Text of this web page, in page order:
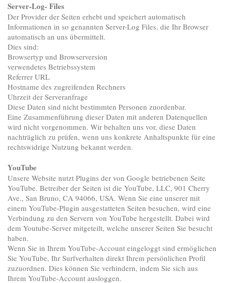
Server-Log- Files
Der Provider der Seiten erhebt und speichert automatisch
Informationen in so genannten Server-Log Files, die Ihr Browser
automatisch an uns übermittelt.
Dies sind:
Browsertyp und Browserversion
verwendetes Betriebssystem
Referrer URL
Hostname des zugreifenden Rechners
Uhrzeit der Serveranfrage
Diese Daten sind nicht bestimmten Personen zuordenbar.
Eine Zusammenführung dieser Daten mit anderen Datenquellen
wird nicht vorgenommen. Wir behalten uns vor, diese Daten
nachträglich zu prüfen, wenn uns konkrete Anhaltspunkte für eine
rechtswidrige Nutzung bekannt werden.
YouTube
Unsere Website nutzt Plugins der von Google betriebenen Seite
YouTube. Betreiber der Seiten ist die YouTube, LLC, 901 Cherry
Ave., San Bruno, CA 94066, USA. Wenn Sie eine unserer mit
einem YouTube-Plugin ausgestatteten Seiten besuchen, wird eine
Verbindung zu den Servern von YouTube hergestellt. Dabei wird
dem Youtube-Server mitgeteilt, welche unserer Seiten Sie besucht
haben.
Wenn Sie in Ihrem YouTube-Account eingeloggt sind ermöglichen
Sie YouTube, Ihr Surfverhalten direkt Ihrem persönlichen Profil
zuzuordnen. Dies können Sie verhindern, indem Sie sich aus
Ihrem YouTube-Account ausloggen.